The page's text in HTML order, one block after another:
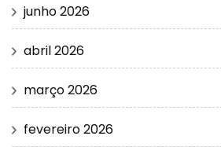
junho 2026
abril 2026
março 2026
fevereiro 2026